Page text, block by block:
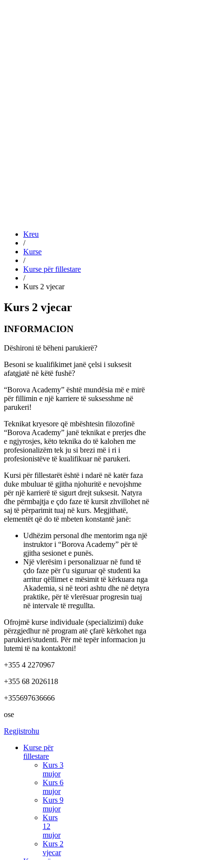
Kreu
/
Kurse
/
Kurse për fillestare
/
Kurs 2 vjecar
Kurs 2 vjecar
INFORMACION
Dëshironi të bëheni parukierë?
Besoni se kualifikimet janë çelsi i suksesit
afatgjatë në këtë fushë?
“Borova Academy” është mundësia më e mirë
për fillimin e një karriere të suksesshme në
parukeri!
Teknikat kryesore që mbështesin filozofinë
“Borova Academy” janë teknikat e prerjes dhe
e ngjyrosjes, këto teknika do të kalohen me
profesionalizëm tek ju si brezi më i ri i
profesionistëve të kualifikuar në parukeri.
Kursi për fillestarët është i ndarë në katër faza
duke mbuluar të gjitha njohuritë e nevojshme
për një karrierë të sigurt drejt suksesit. Natyra
dhe përmbajtja e çdo faze të kursit zhvillohet në
saj të përparimit tuaj në kurs. Megjithatë,
elementët që do të mbeten konstantë janë:
Udhëzim personal dhe mentorim nga një
instruktor i “Borova Academy” për të
gjitha sesionet e punës.
Një vlerësim i personalizuar në fund të
çdo faze për t'u siguruar që studenti ka
arritur qëllimet e mësimit të kërkuara nga
Akademia, si në teori ashtu dhe në detyra
praktike, për të vlerësuar progresin tuaj
në intervale të rregullta.
Ofrojmë kurse individuale (specializimi) duke
përzgjedhur në program atë çfarë kërkohet nga
parukieri/studenti. Për më tepër informacion ju
lutemi të na kontaktoni!
+355 4 2270967
+355 68 2026118
+355697636666
ose
Regjistrohu
Kurse për
fillestare
Kurs 3
mujor
Kurs 6
mujor
Kurs 9
mujor
Kurs
12
mujor
Kurs 2
vjecar